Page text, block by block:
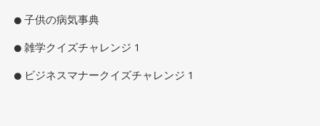
子供の病気事典
雑学クイズチャレンジ 1
ビジネスマナークイズチャレンジ 1